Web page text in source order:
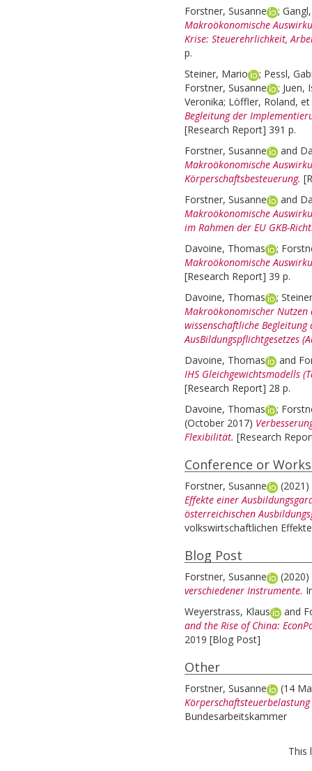
Forstner, Susanne ;
Makroökonomische
Krise: Steuerehrlichkeit,
p.
Steiner, Mario
; Pessl,
Forstner, Susanne
; Juen,
Veronika; Löffler, Roland,
Begleitung der
[Research Report] 391 p.
Forstner, Susanne
and
Makroökonomische
Körperschaftsbesteuerung.
Forstner, Susanne
and
Makroökonomische
im Rahmen der EU GKB-
Davoine, Thomas
;
Makroökonomische
[Research Report] 39 p.
Davoine, Thomas
;
Makroökonomischer Nutzen
wissenschaftliche
AusBildungspflichtgesetzes
Davoine, Thomas
and
IHS Gleichgewichtsmodells
[Research Report] 28 p.
Davoine, Thomas
;
(October 2017)
Flexibilität. [Research
Conference or
Forstner, Susanne
(2021)
Effekte einer
österreichischen
volkswirtschaftlichen
Blog Post
Forstner, Susanne
(2020)
verschiedener Instrumente.
Weyerstrass, Klaus
and
and the Rise of China:
2019 [Blog Post]
Other
Forstner, Susanne
(14
Körperschaftsteuerbelastung
Bundesarbeitskammer
This